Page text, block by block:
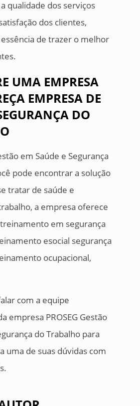
qualidade dos serviços
dos clientes,
de trazer o melhor
UMA EMPRESA
EMPRESA DE
DO
em Saúde e Segurança
pode encontrar a solução
tratar de saúde e
a empresa oferece
em segurança
esocial segurança
ocupacional,
com a equipe
empresa PROSEG Gestão
do Trabalho para
uma de suas dúvidas com